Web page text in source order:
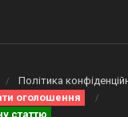
Політика
оголошення
статтю